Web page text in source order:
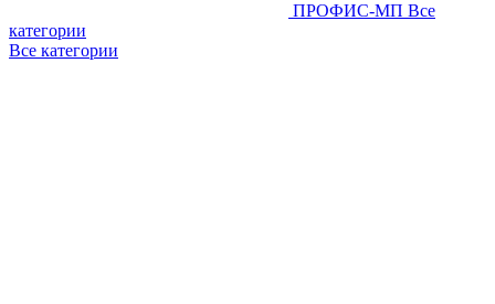
ПРОФИС-МП Все
категории
Все категории